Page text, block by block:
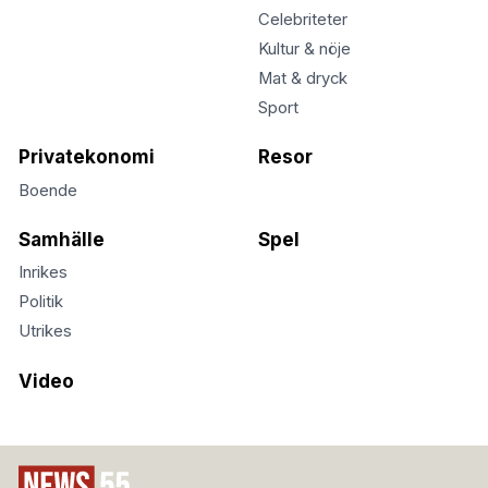
Celebriteter
Kultur & nöje
Mat & dryck
Sport
Privatekonomi
Boende
Resor
Samhälle
Inrikes
Politik
Utrikes
Spel
Video